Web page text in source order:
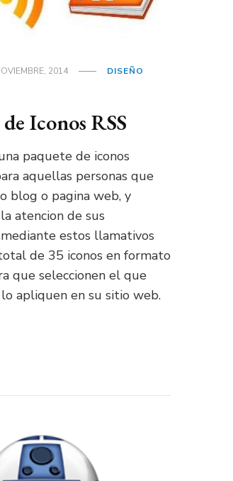
2014 DISEÑO
Iconos RSS
paquete de iconos
aquellas personas que
blog o pagina web, y
atencion de sus
estos llamativos
de 35 iconos en formato
que seleccionen el que
apliquen en su sitio web.